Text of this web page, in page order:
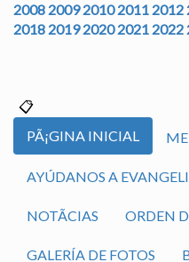
2008 2009 2010 2011 2012
2018 2019 2020 2021 2022
PÃ¡GINA INICIAL
AYÚDANOS A
NOTÃ­CIAS ORDEN
GALERÍA DE FOTOS